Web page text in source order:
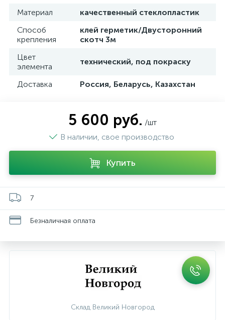
Материал
качественный стеклопластик
Способ
крепления
клей герметик/Двусторонний
скотч 3м
Цвет
элемента
технический, под покраску
Доставка Россия, Беларусь, Казахстан
5 600 руб. /шт
В наличии, свое производство
Купить
7
Безналичная оплата
Склад Великий Новгород